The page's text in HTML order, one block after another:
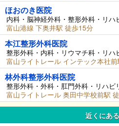
ほおのき医院
内科・脳神経外科・整形外科・リハ
富山港線 下奥井駅 徒歩15分
本江整形外科医院
整形外科・内科・リウマチ科・リハ
富山ライトレール インテック本社
林外科整形外科医院
整形外科・外科・肛門外科・リハビ
富山ライトレール 奥田中学校前駅
近くにあ